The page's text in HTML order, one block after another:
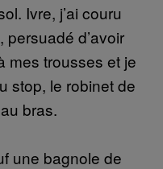
Ivre, j’ai couru
persuadé d’avoir
mes trousses et je
stop, le robinet de
bras.
une bagnole de